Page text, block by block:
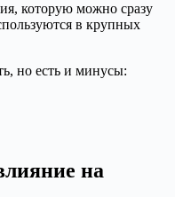
которую можно сразу
в крупных
но есть и минусы:
на